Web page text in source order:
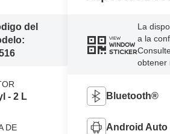
del
- 2 L
DE
VIEW
WINDOW
STICKER
La
a la
obtener
Bluetooth®
Android Auto